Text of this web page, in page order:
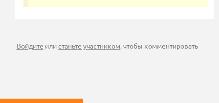
Войдите илистаньте участником, чтобы комментировать